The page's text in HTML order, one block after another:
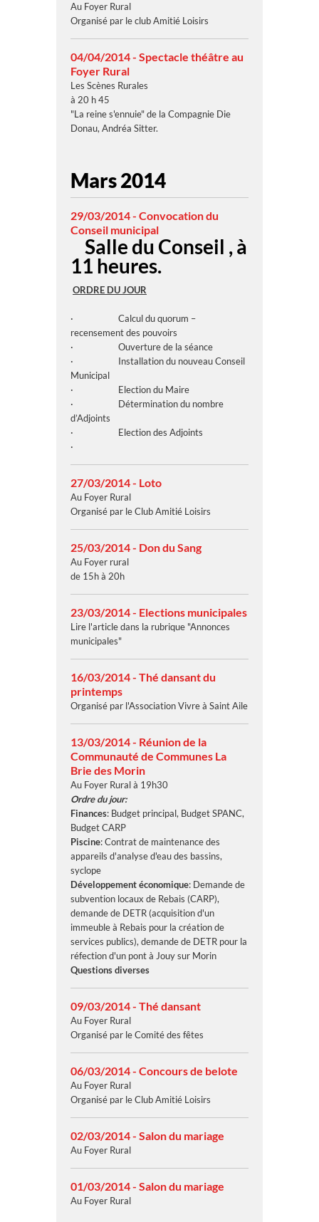
Au Foyer Rural
Organisé par le club Amitié Loisirs
04/04/2014 - Spectacle théâtre au
Foyer Rural
Les Scènes Rurales
à 20 h 45
"La reine s'ennuie" de la Compagnie Die
Donau, Andréa Sitter.
Mars 2014
29/03/2014 - Convocation du
Conseil municipal
Salle du Conseil , à
11 heures.
ORDRE DU JOUR
· Calcul du quorum –
recensement des pouvoirs
· Ouverture de la séance
· Installation du nouveau Conseil
Municipal
· Election du Maire
· Détermination du nombre
d’Adjoints
· Election des Adjoints
·
27/03/2014 - Loto
Au Foyer Rural
Organisé par le Club Amitié Loisirs
25/03/2014 - Don du Sang
Au Foyer rural
de 15h à 20h
23/03/2014 - Elections municipales
Lire l'article dans la rubrique "Annonces
municipales"
16/03/2014 - Thé dansant du
printemps
Organisé par l'Association Vivre à Saint Aile
13/03/2014 - Réunion de la
Communauté de Communes La
Brie des Morin
Au Foyer Rural à 19h30
Ordre du jour:
Finances: Budget principal, Budget SPANC,
Budget CARP
Piscine: Contrat de maintenance des
appareils d'analyse d'eau des bassins,
syclope
Développement économique: Demande de
subvention locaux de Rebais (CARP),
demande de DETR (acquisition d'un
immeuble à Rebais pour la création de
services publics), demande de DETR pour la
réfection d'un pont à Jouy sur Morin
Questions diverses
09/03/2014 - Thé dansant
Au Foyer Rural
Organisé par le Comité des fêtes
06/03/2014 - Concours de belote
Au Foyer Rural
Organisé par le Club Amitié Loisirs
02/03/2014 - Salon du mariage
Au Foyer Rural
01/03/2014 - Salon du mariage
Au Foyer Rural